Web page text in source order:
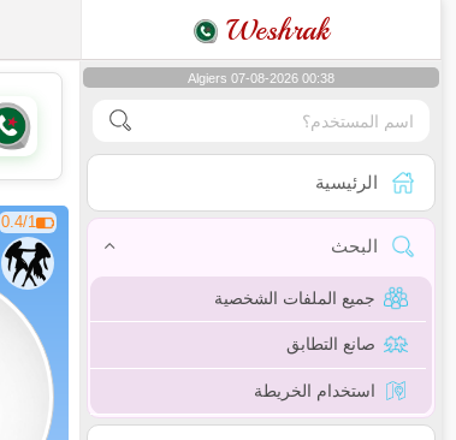
Weshrak
Algiers 07-08-2026 00:38
الرئيسية
البحث
جميع الملفات الشخصية
صانع التطابق
استخدام الخريطة
0.4/1